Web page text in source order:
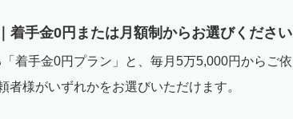
着手金0 円または月額制からお選びください
着手金0円プラン」と、毎月 5万5,000円からご依
者様がいずれかをお選びいただけます。